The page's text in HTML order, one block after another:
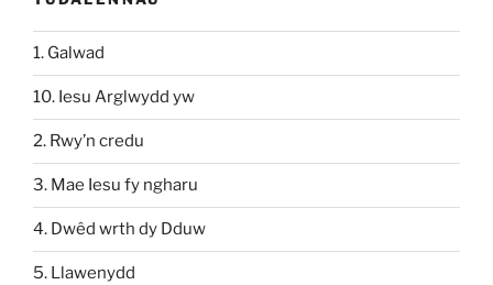
1. Galwad
10. Iesu Arglwydd yw
2. Rwy’n credu
3. Mae Iesu fy ngharu
4. Dwêd wrth dy Dduw
5. Llawenydd